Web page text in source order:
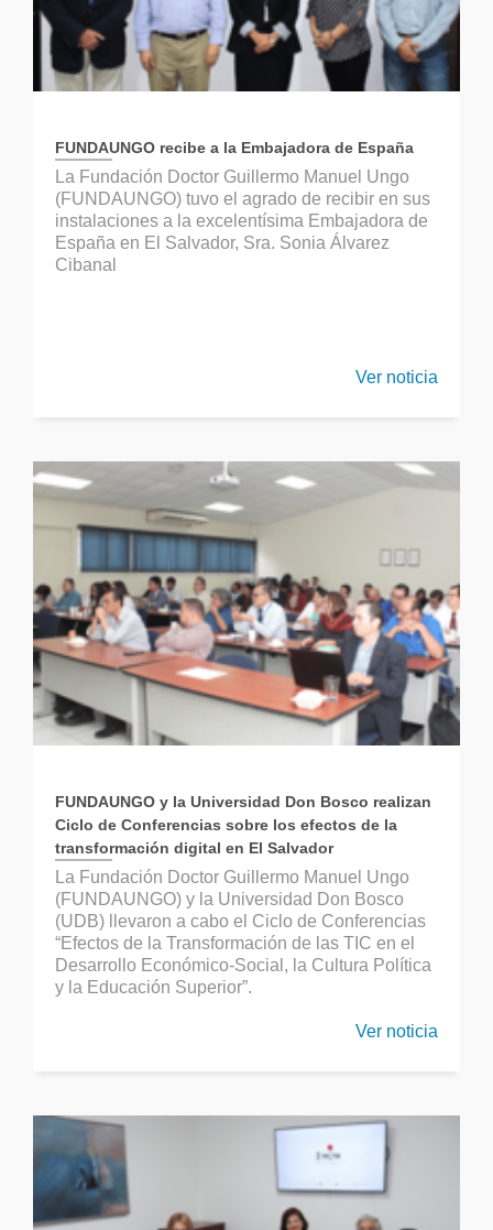
FUNDAUNGO recibe a la Embajadora de España
La Fundación Doctor Guillermo Manuel Ungo
(FUNDAUNGO) tuvo el agrado de recibir en sus
instalaciones a la excelentísima Embajadora de
España en El Salvador, Sra. Sonia Álvarez
Cibanal
Ver noticia
FUNDAUNGO y la Universidad Don Bosco realizan
Ciclo de Conferencias sobre los efectos de la
transformación digital en El Salvador
La Fundación Doctor Guillermo Manuel Ungo
(FUNDAUNGO) y la Universidad Don Bosco
(UDB) llevaron a cabo el Ciclo de Conferencias
“Efectos de la Transformación de las TIC en el
Desarrollo Económico-Social, la Cultura Política
y la Educación Superior”.
Ver noticia